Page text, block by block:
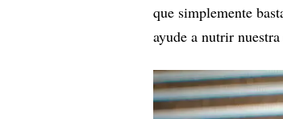
que simplemente
ayude a nutrir nuestra